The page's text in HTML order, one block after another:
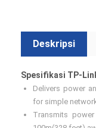
Deskripsi
Spesifikasi TP-
Delivers power
for simple
Transmits